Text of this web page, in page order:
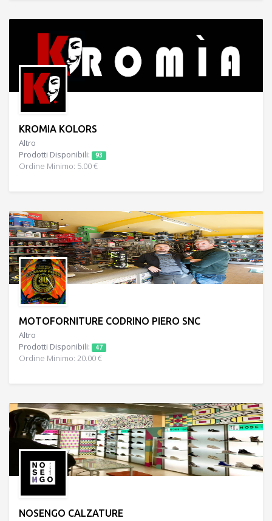
KROMIA KOLORS
Altro
Prodotti Disponibili:
93
Ordine Minimo: 5.00 €
MOTOFORNITURE CODRINO PIERO SNC
Altro
Prodotti Disponibili:
47
Ordine Minimo: 20.00 €
NOSENGO CALZATURE